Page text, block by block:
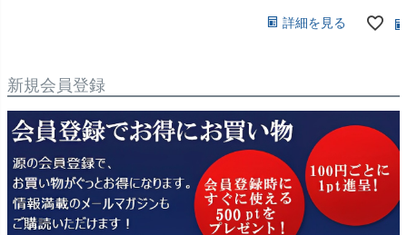
詳細を見る
新規会員登録